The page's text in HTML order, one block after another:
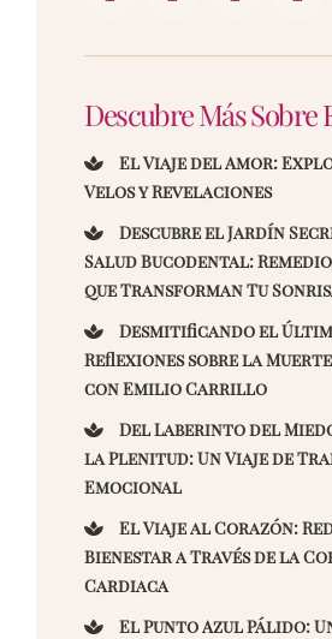
Descubre Más Sobre
El Viaje del Amor:
Velos y Revelaciones
Descubre el Jardín
Salud Bucodental:
que Transforman Tu
Desmitificando el
Reflexiones sobre la
con Emilio Carrillo
Del Laberinto del
la Plenitud: Un Viaje de
Emocional
El Viaje al Corazón:
Bienestar a Través de la
Cardiaca
El Punto Azul Pálido: